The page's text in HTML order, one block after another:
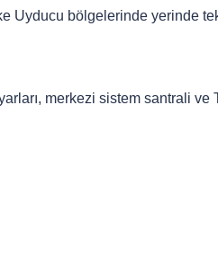
Uyducu bölgelerinde yerinde
merkezi sistem santrali